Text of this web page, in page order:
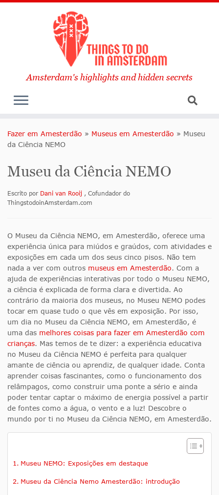
Amsterdam's highlights and hidden secrets
Fazer em Amesterdão » Museus em Amesterdão » Museu
da Ciência NEMO
Museu da Ciência NEMO
Escrito por Dani van Rooij , Cofundador do
ThingstodoinAmsterdam.com
O Museu da Ciência NEMO, em Amesterdão, oferece uma
experiência única para miúdos e graúdos, com atividades e
exposições em cada um dos seus cinco pisos. Não tem
nada a ver com outros museus em Amesterdão. Com a
ajuda de experiências interativas por todo o Museu NEMO,
a ciência é explicada de forma clara e divertida. Ao
contrário da maioria dos museus, no Museu NEMO podes
tocar em quase tudo o que vês em exposição. Por isso,
um dia no Museu da Ciência NEMO, em Amesterdão, é
uma das melhores coisas para fazer em Amesterdão com
crianças. Mas temos de te dizer: a experiência educativa
no Museu da Ciência NEMO é perfeita para qualquer
amante de ciência ou aprendiz, de qualquer idade. Conta
aprender coisas fascinantes, como o funcionamento dos
relâmpagos, como construir uma ponte a sério e ainda
poder tentar captar o máximo de energia possível a partir
de fontes como a água, o vento e a luz! Descobre o
mundo por ti no Museu da Ciência NEMO, em Amesterdão.
Museu NEMO: Exposições em destaque
Museu da Ciência Nemo Amesterdão: introdução